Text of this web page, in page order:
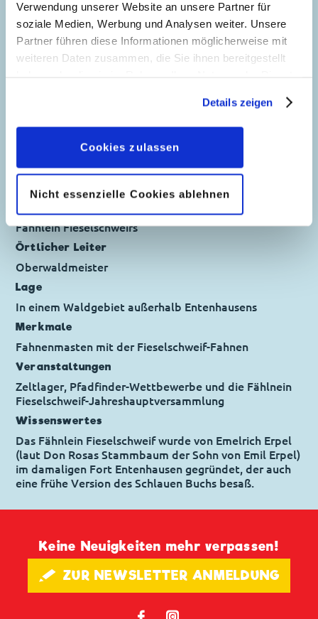
Verwendung unserer Website an unsere Partner für
soziale Medien, Werbung und Analysen weiter. Unsere
Partner führen diese Informationen möglicherweise mit
weiteren Daten zusammen, die Sie ihnen bereitgestellt
geben, können Sie diese jederzeit in der
Datenschutzerklärungwieder widerrufen.
Details zeigen
Cookies zulassen
Nicht essenzielle Cookies ablehnen
Name
Fieselschweif Clubhaus
Fähnleinführer
Tick, Trick und Track
Funktion
Entenhausener Clubhaus der Pfadfinderorganisation
Fähnlein Fieselschweifs
Örtlicher Leiter
Oberwaldmeister
Lage
In einem Waldgebiet außerhalb Entenhausens
Merkmale
Fahnenmasten mit der Fieselschweif-Fahnen
Veranstaltungen
Zeltlager, Pfadfinder-Wettbewerbe und die Fählnein
Fieselschweif-Jahreshauptversammlung
Wissenswertes
Das Fähnlein Fieselschweif wurde von Emelrich Erpel
(laut Don Rosas Stammbaum der Sohn von Emil Erpel)
im damaligen Fort Entenhausen gegründet, der auch
eine frühe Version des Schlauen Buchs besaß.
Keine Neuigkeiten mehr verpassen!
🖋 ZUR NEWSLETTER ANMELDUNG
𝖿 📷